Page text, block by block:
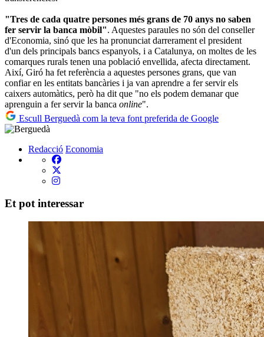
"Tres de cada quatre persones més grans de 70 anys no saben
fer servir la banca mòbil". Aquestes paraules no són del conseller
d'Economia, sinó que les ha pronunciat darrerament el president
d'un dels principals bancs espanyols, i a Catalunya, on moltes de les
comarques rurals tenen una població envellida, afecta directament.
Així, Giró ha fet referència a aquestes persones grans, que van
confiar en les entitats bancàries i ja van aprendre a fer servir els
caixers automàtics, però ha dit que "no els podem demanar que
aprenguin a fer servir la banca online".
Escull Berguedà com la teva font preferida de Google
Redacció Economia
Et pot interessar